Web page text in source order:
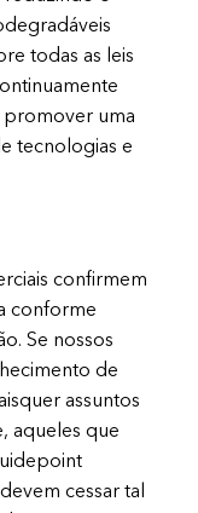
todas as leis
uma
tecnologias e
confirmem
conforme
Se nossos
de
assuntos
aqueles que
cessar tal